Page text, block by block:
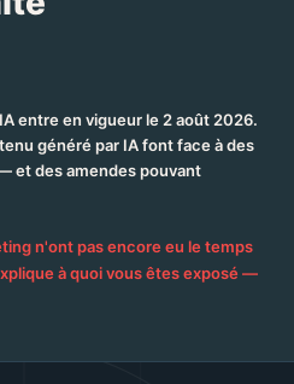
entre en vigueur le 2 août 2026.
généré par IA font face à des
et des amendes pouvant
n'ont pas encore eu le temps
à quoi vous êtes exposé —